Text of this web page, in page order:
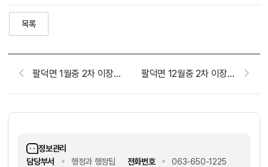
목록
팔덕면 1월중 2차 이장회보(2026. 1. 21.) 팔덕면 12월중 2차 이장회보(2025.12.24.)
정보관리
담당부서
행정과 행정팀 전화번호
063-650-1225